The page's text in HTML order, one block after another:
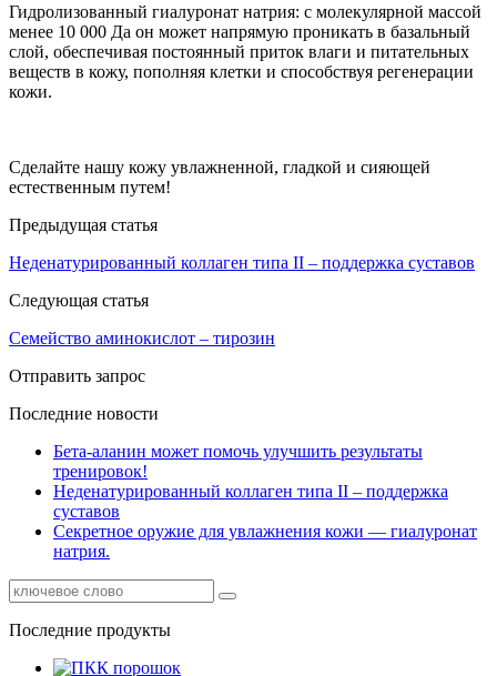
Гидролизованный гиалуронат натрия: с молекулярной массой
менее 10 000 Да он может напрямую проникать в базальный
слой, обеспечивая постоянный приток влаги и питательных
веществ в кожу, пополняя клетки и способствуя регенерации
кожи.
Сделайте нашу кожу увлажненной, гладкой и сияющей
естественным путем!
Предыдущая статья
Неденатурированный коллаген типа II – поддержка суставов
Следующая статья
Семейство аминокислот – тирозин
Отправить запрос
Последние новости
Бета-аланин может помочь улучшить результаты
тренировок!
Неденатурированный коллаген типа II – поддержка
суставов
Секретное оружие для увлажнения кожи — гиалуронат
натрия.
Последние продукты